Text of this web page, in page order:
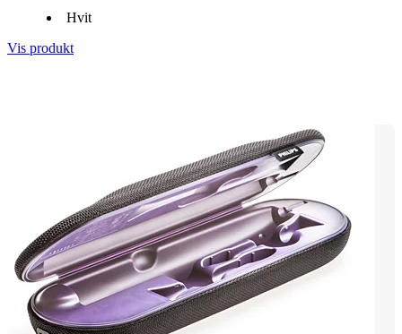
Hvit
Vis produkt